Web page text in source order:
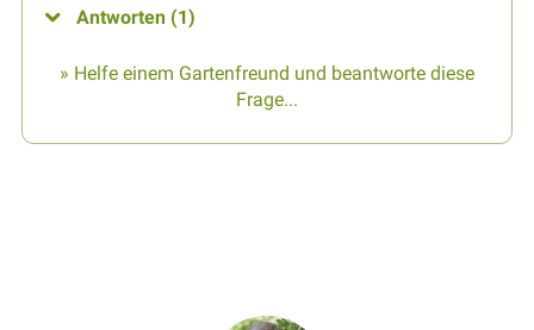
Antworten (1)
» Helfe einem Gartenfreund und beantworte diese
Frage...